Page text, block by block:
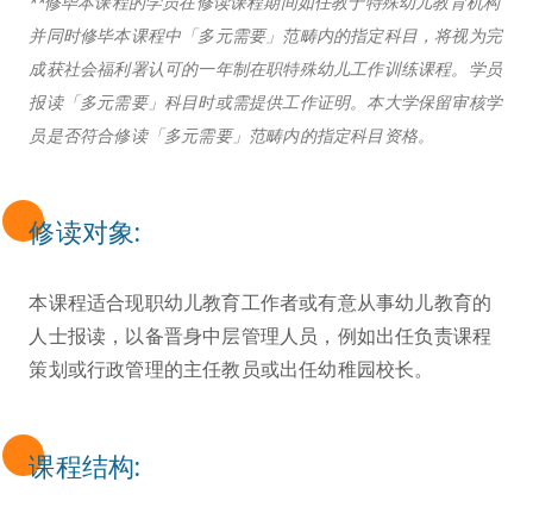
并同时修毕本课程中「多元需要」范畴内的指定科目，将视为完
成获社会福利署认可的一年制在职特殊幼儿工作训练课程。学员
报读「多元需要」科目时或需提供工作证明。本大学保留审核学
员是否符合修读「多元需要」范畴内的指定科目资格。
修读对象:
本课程适合现职幼儿教育工作者或有意从事幼儿教育的
人士报读，以备晋身中层管理人员，例如出任负责课程
策划或行政管理的主任教员或出任幼稚园校长。
课程结构: